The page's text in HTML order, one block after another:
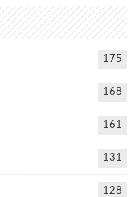
175
168
161
131
128